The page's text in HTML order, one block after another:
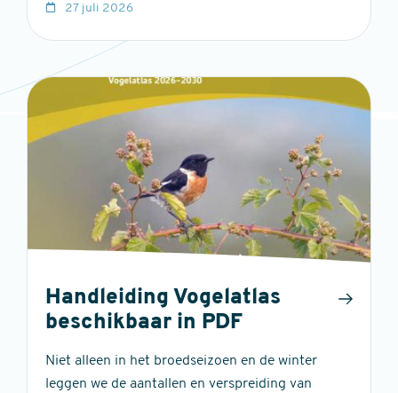
27 juli 2026
Handleiding Vogelatlas
beschikbaar in PDF
Niet alleen in het broedseizoen en de winter
leggen we de aantallen en verspreiding van